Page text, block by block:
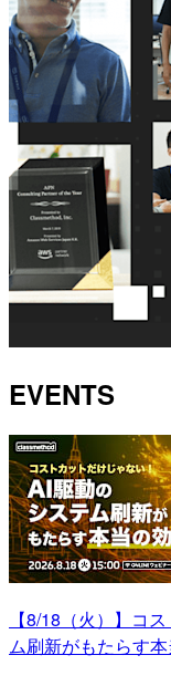
EVENTS
【8/18（火）】コ
ム刷新がもたらす